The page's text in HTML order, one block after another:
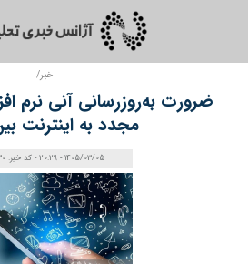
خبر/
ضرورت به‌روزرسانی آنی نرم‌
مجدد به اینترنت
1405/03/05 - 20:29 - کد خبر: 161730